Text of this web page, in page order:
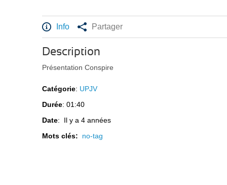
Info Partager
Description
Présentation Conspire
Catégorie: UPJV
Durée: 01:40
Date: Il y a 4 années
Mots clés: no-tag